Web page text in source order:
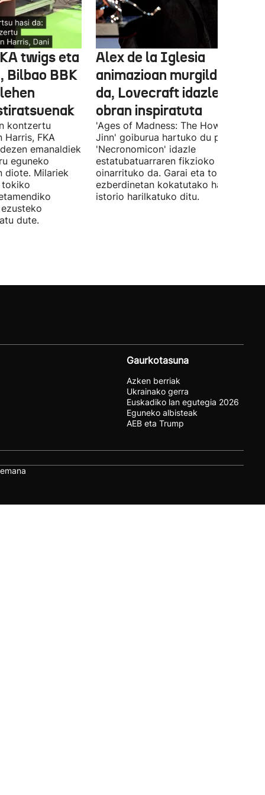
twigs eta
Bilbao BBK
kontzertu
Harris, FKA
emanaldiek
eguneko
diote. Milariek
tokiko
dute.
Alex de la Iglesia
animazioan murgilduko
da, Lovecraft idazlearen
obran inspiratuta
'Ages of Madness: The Howling of
Jinn' goiburua hartuko du pelikulak,
'Necronomicon' idazle
estatubatuarraren fikzioko liburuan
oinarrituko da. Garai eta toki
ezberdinetan kokatutako hainbat
istorio harilkatuko ditu.
Gaurkotasuna
Azken berriak
Ukrainako gerra
Euskadiko lan egutegia 2026
Eguneko albisteak
AEB eta Trump